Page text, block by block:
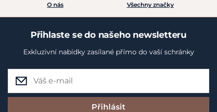
O nás Všechny značky
Přihlaste se do našeho newsletteru
Exkluzivní nabídky zasílané přímo do vaší schránky
Přihlásit